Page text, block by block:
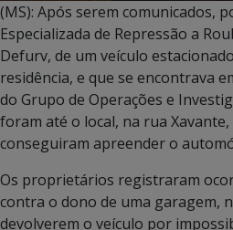
(MS): Após serem comunicados,
Especializada de Repressão a
Defurv, de um veículo
residência, e que se encontrava
do Grupo de Operações e
foram até o local, na rua
conseguiram apreender o
Os proprietários registraram
contra o dono de uma garagem,
devolverem o veículo por